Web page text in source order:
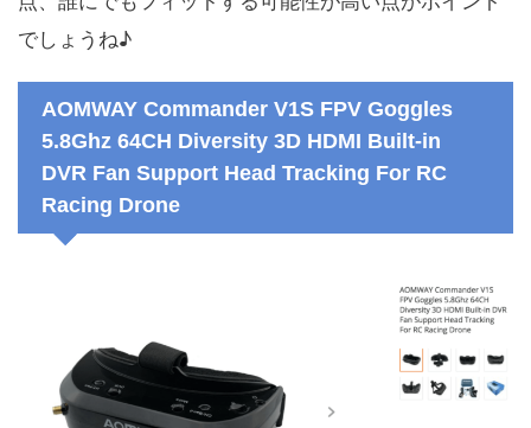
でしょうね♪
AOMWAY Commander V1S FPV Goggles
5.8Ghz 64CH Diversity 3D HDMI Built-in
DVR Fan Support Head Tracking For RC
Racing Drone